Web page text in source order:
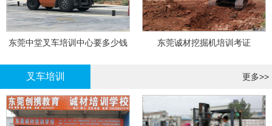
东莞中堂叉车培训中心要多少钱 东莞诚材挖掘机培训考证
叉车培训 更多>>